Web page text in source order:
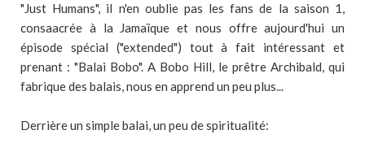
"Just Humans", il n'en oublie pas les fans de la saison 1,
consaacrée à la Jamaïque et nous offre aujourd'hui un
épisode spécial ("extended") tout à fait intéressant et
prenant : "Balai Bobo". A Bobo Hill, le prêtre Archibald, qui
fabrique des balais, nous en apprend un peu plus...
Derrière un simple balai, un peu de spiritualité: